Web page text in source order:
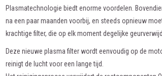
Plasmatechnologie biedt enorme voordelen.
na een paar maanden voorbij, en steeds opnieuw
krachtige filter, die op elk moment degelijke
Deze nieuwe plasma filter wordt eenvoudig op de
reinigt de lucht voor een lange tijd.